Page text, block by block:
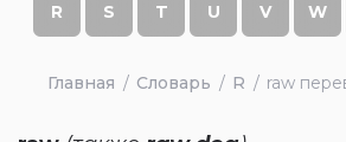
R S T U V W
Главная Словарь R raw